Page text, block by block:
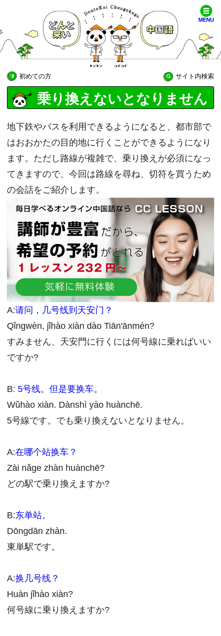
MENU
初めての方 サイト内検索
乗り換えないとなりません
地下鉄やバスを利用できるようになると、都市部で
はおおかたの目的地に行くことができるようになり
ます。ただし路線が複雑で、乗り換えが必須になっ
てきますので、今回は路線を尋ね、切符を買うため
の会話をご紹介します。
A:请问，几号线到天安门？
Qǐngwèn, jǐhào xiàn dào Tiān'ānmén?
すみません、天安門に行くには何号線に乗ればいい
ですか?
B: 5号线。但是要换车。
Wǔhào xiàn. Dànshì yào huànchē.
5号線です。でも乗り換えないとなりません。
A:在哪个站换车？
Zài nǎge zhàn huànchē?
どの駅で乗り換えますか?
B:东单站。
Dōngdān zhàn.
東単駅です。
A:换几号线？
Huàn jǐhào xiàn?
何号線に乗り換えますか?